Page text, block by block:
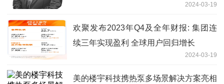
2024-03-19
欢聚发布2023年Q4及全年财报: 集团连
续三年实现盈利 全球用户回归增长
2024-03-19
美的楼宇科技携热泵多场景解决方案亮相